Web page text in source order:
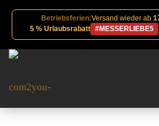
Betriebsferien:Versand wieder ab
5 % Urlaubsrabatt
#MESSERLIEBE5